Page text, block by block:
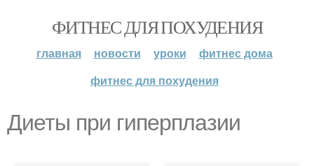
ФИТНЕС ДЛЯ ПОХУДЕНИЯ
главная новости уроки
фитнес дома
фитнес для похудения
Диеты при гиперплазии